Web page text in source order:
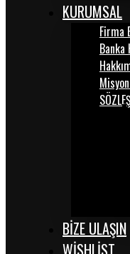
KURUMSAL
Firma
BİZE ULAŞIN